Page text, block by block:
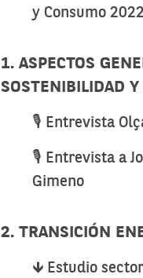
y Consumo 2022
1. ASPECTOS
SOSTENIBILIDAD
🎙️ Entrevista
🎙️ Entrevista a
Gimeno
2. TRANSICIÓN
🡻 Estudio